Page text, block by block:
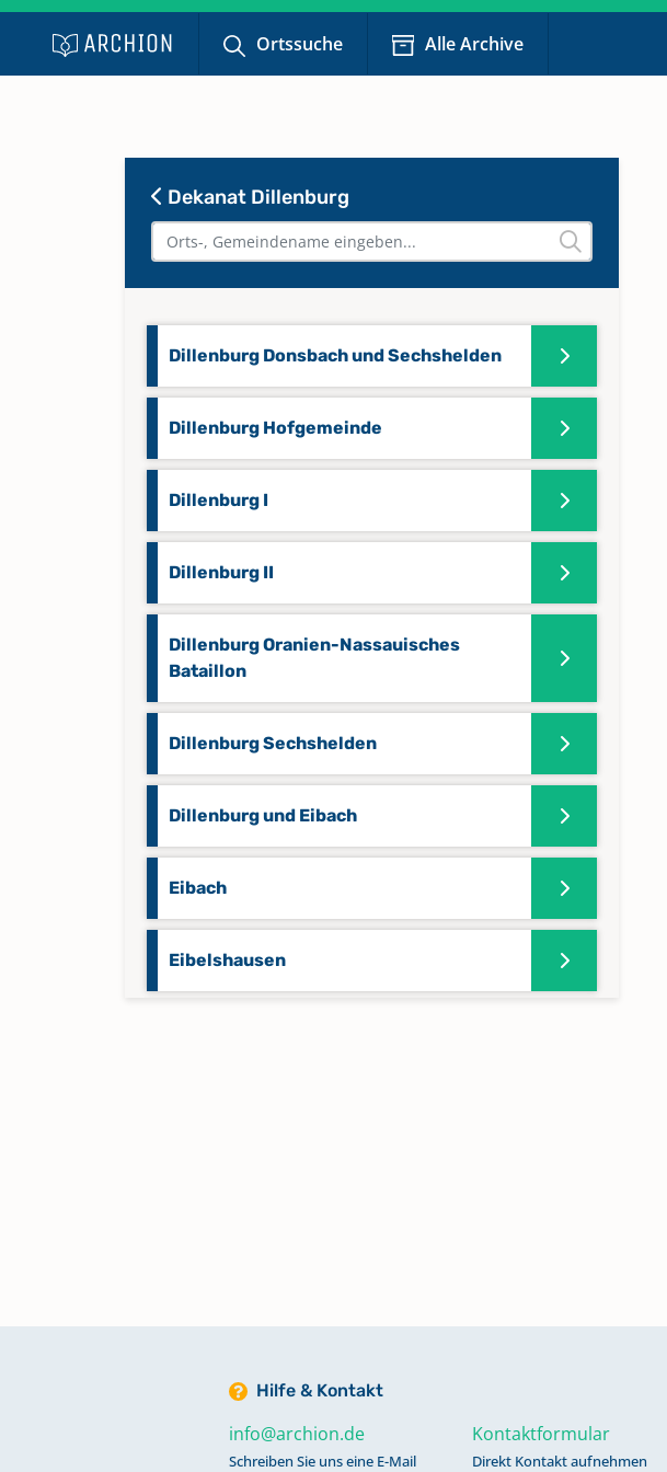
Ortssuche Alle Archive
Dekanat Dillenburg
Dillenburg Donsbach und Sechshelden
Dillenburg Hofgemeinde
Dillenburg I
Dillenburg II
Dillenburg Oranien-Nassauisches
Bataillon
Dillenburg Sechshelden
Dillenburg und Eibach
Eibach
Eibelshausen
Ewersbach Rittershausen
Ewersbach Steinbrücken
Ewersbach Straßebersbach
Hilfe & Kontakt
info@archion.de
Schreiben Sie uns eine E-Mail
Kontaktformular
Direkt Kontakt aufnehmen